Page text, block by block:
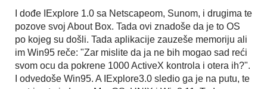
I dođe IExplore 1.0 sa Netscapeom, Sunom, i drugima te
pozove svoj About Box. Tada ovi znadoše da je to OS
po kojeg su došli. Tada aplikacije zauzeše memoriju ali
im Win95 reče: "Zar mislite da ja ne bih mogao sad reći
svom ocu da pokrene 1000 ActiveX kontrola i otera ih?".
I odvedoše Win95. A IExplore3.0 sledio ga je na putu, te